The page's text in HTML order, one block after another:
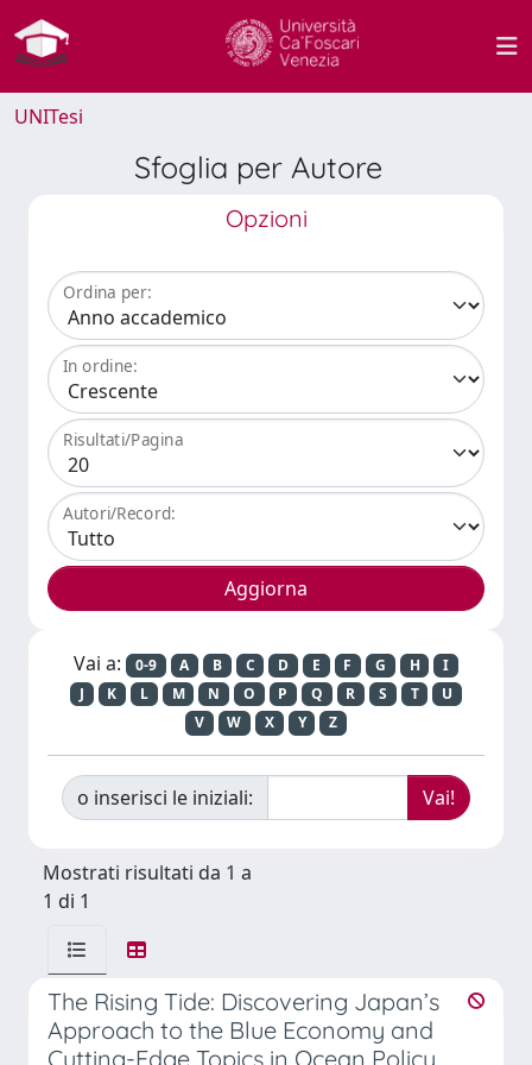
UNITesi
Sfoglia per Autore
Opzioni
Ordina per:
In ordine:
Risultati/Pagina
Autori/Record:
Vai a: 0-9 A B C D E F G H
I
J
K L M N O P Q R S T
U
V
W X Y Z
o inserisci le iniziali:
Mostrati risultati da 1 a
1 di 1
The Rising Tide: Discovering Japan’s
Approach to the Blue Economy and
Cutting-Edge Topics in Ocean Policy